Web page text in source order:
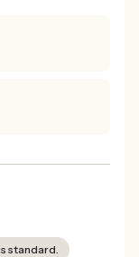
standard.